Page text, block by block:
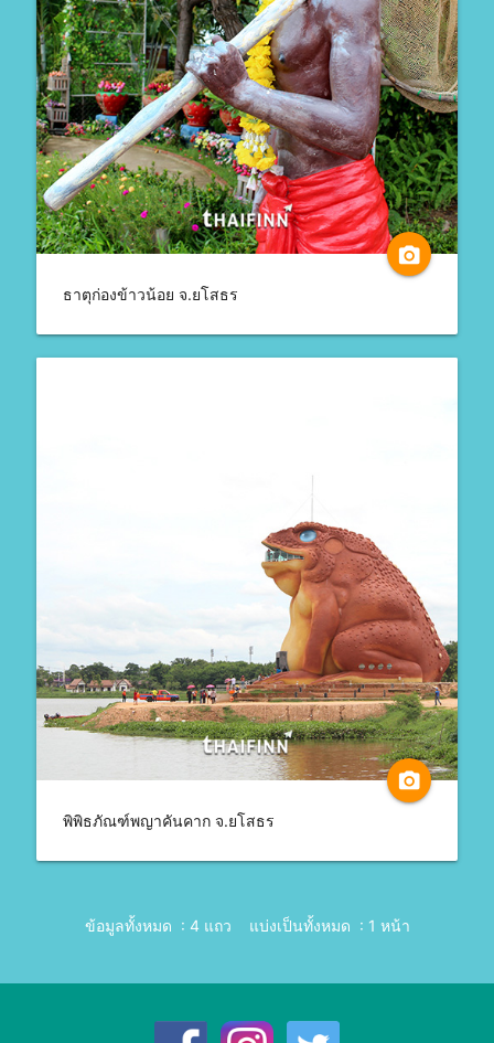
camera_alt
ธาตุก่องข้าวน้อย จ.ยโสธร
camera_alt
พิพิธภัณฑ์พญาคันคาก จ.ยโสธร
ข้อมูลทั้งหมด : 4 แถว แบ่งเป็นทั้งหมด : 1 หน้า